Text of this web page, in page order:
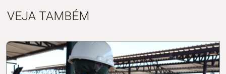
VEJA TAMBÉM